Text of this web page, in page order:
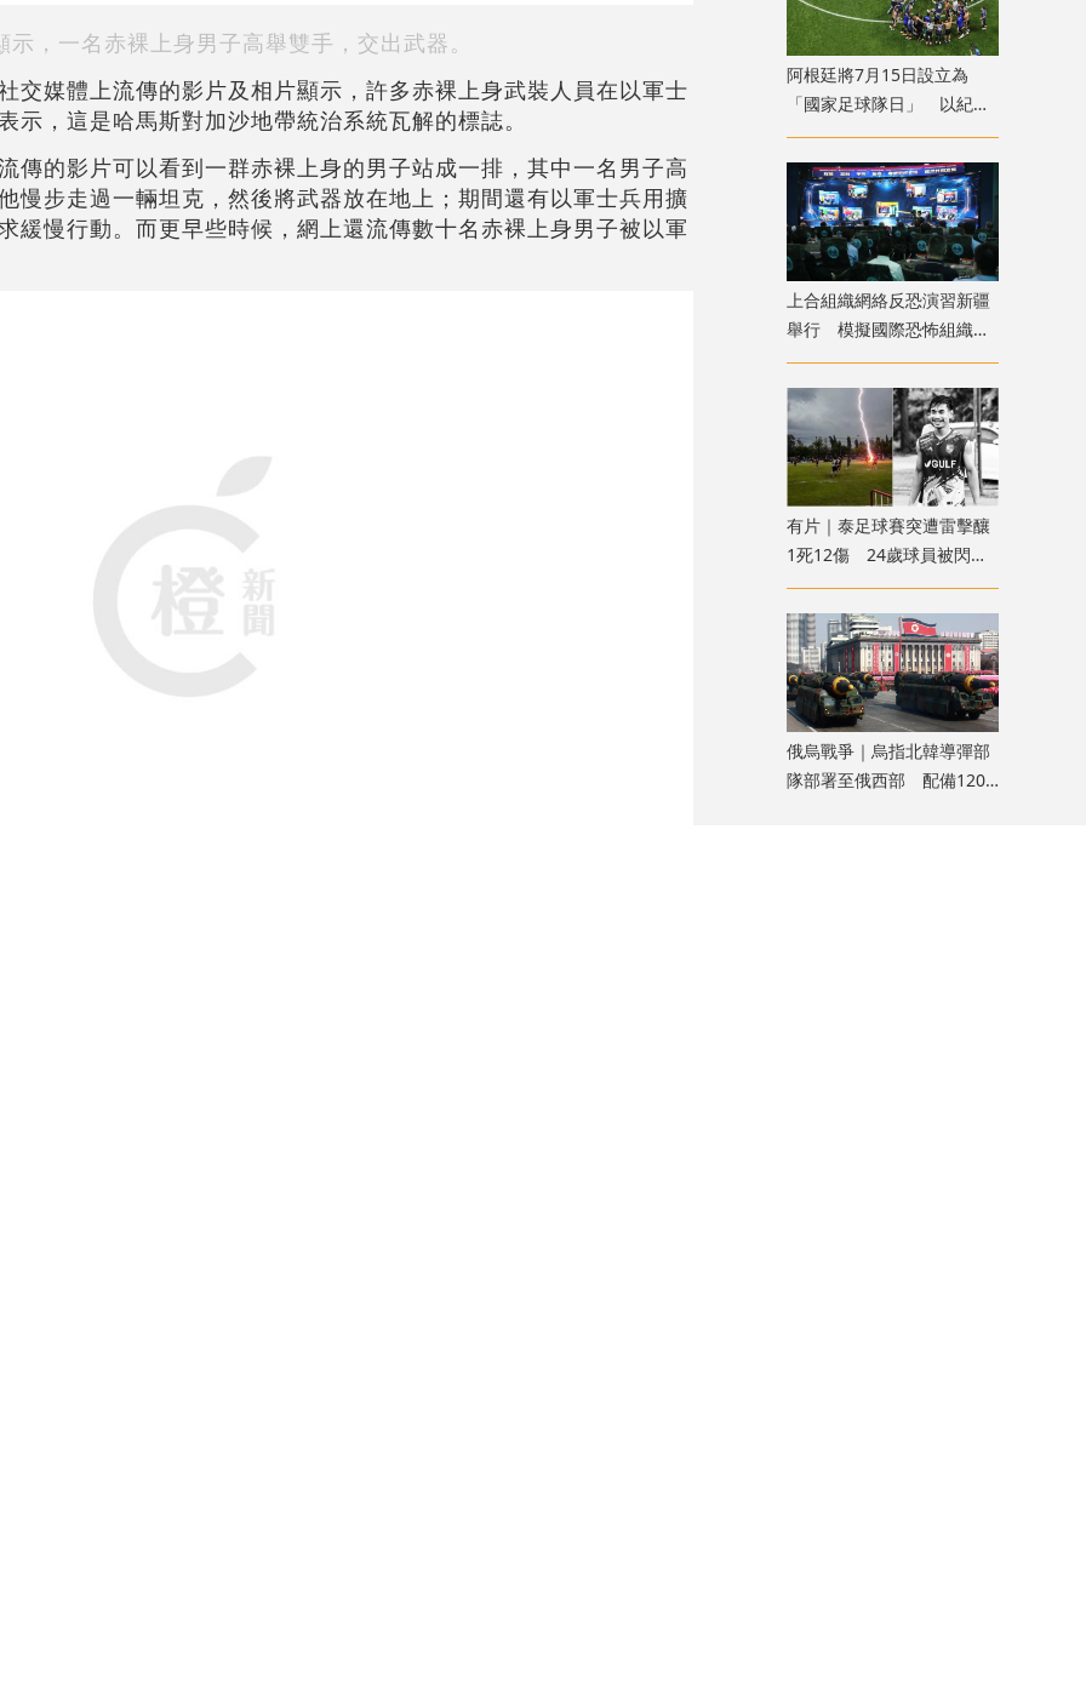
示，一名赤裸上身男子高舉雙手，交出武器。
交媒體上流傳的影片及相片顯示，許多赤裸上身武裝人員在以軍士
示，這是哈馬斯對加沙地帶統治系統瓦解的標誌。
傳的影片可以看到一群赤裸上身的男子站成一排，其中一名男子高
慢步走過一輛坦克，然後將武器放在地上；期間還有以軍士兵用擴
緩慢行動。而更早些時候，網上還流傳數十名赤裸上身男子被以軍
​阿根廷將7月15日設立為
「國家足球隊日」 以紀念
世盃挫英格蘭
上合組織網絡反恐演習新疆
舉行 模擬國際恐怖組織策
劃實施恐襲等情形
有片｜泰足球賽突遭雷擊釀
1死12傷 24歲球員被閃電
劈中亡
俄烏戰爭｜烏指北韓導彈部
隊部署至俄西部 配備120